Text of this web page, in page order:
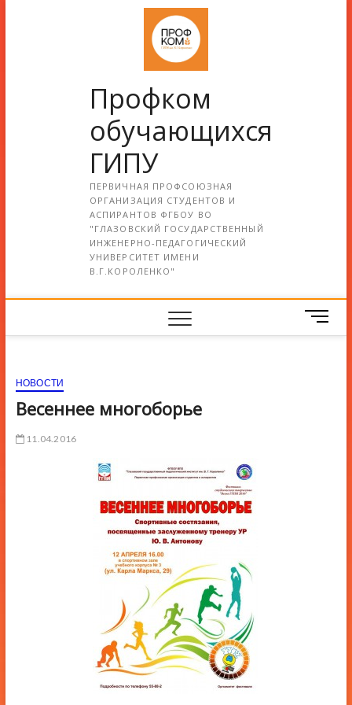
Профком
обучающихся
ГИПУ
ПЕРВИЧНАЯ ПРОФСОЮЗНАЯ
ОРГАНИЗАЦИЯ СТУДЕНТОВ И
АСПИРАНТОВ ФГБОУ ВО
"ГЛАЗОВСКИЙ ГОСУДАРСТВЕННЫЙ
ИНЖЕНЕРНО-ПЕДАГОГИЧЕСКИЙ
УНИВЕРСИТЕТ ИМЕНИ
В.Г.КОРОЛЕНКО"
М
е
НОВОСТИ
Весеннее многоборье
11.04.2016